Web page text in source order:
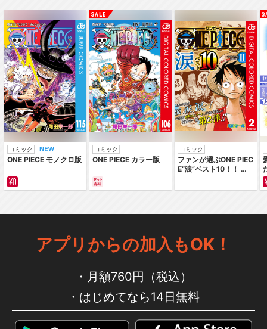
ダンジョンに出会いを求める
のは間違っているだろ…
ダンジョンに出会いを求める
のは間違っているだろ…
劇場版 ダンジョンに出会いを
ソード・オラトリア ダンジ
ョンに出会いを求める…
コミック
ONE PIECE モノクロ版
コミック
ONE PIECE カラー版
コミック
ファンが選ぶONE PIEC
E“涙”ベスト10！！ ～
編～ カラー版
アプリからの加入もOK！
月額760円（税込）
はじめてなら14日無料